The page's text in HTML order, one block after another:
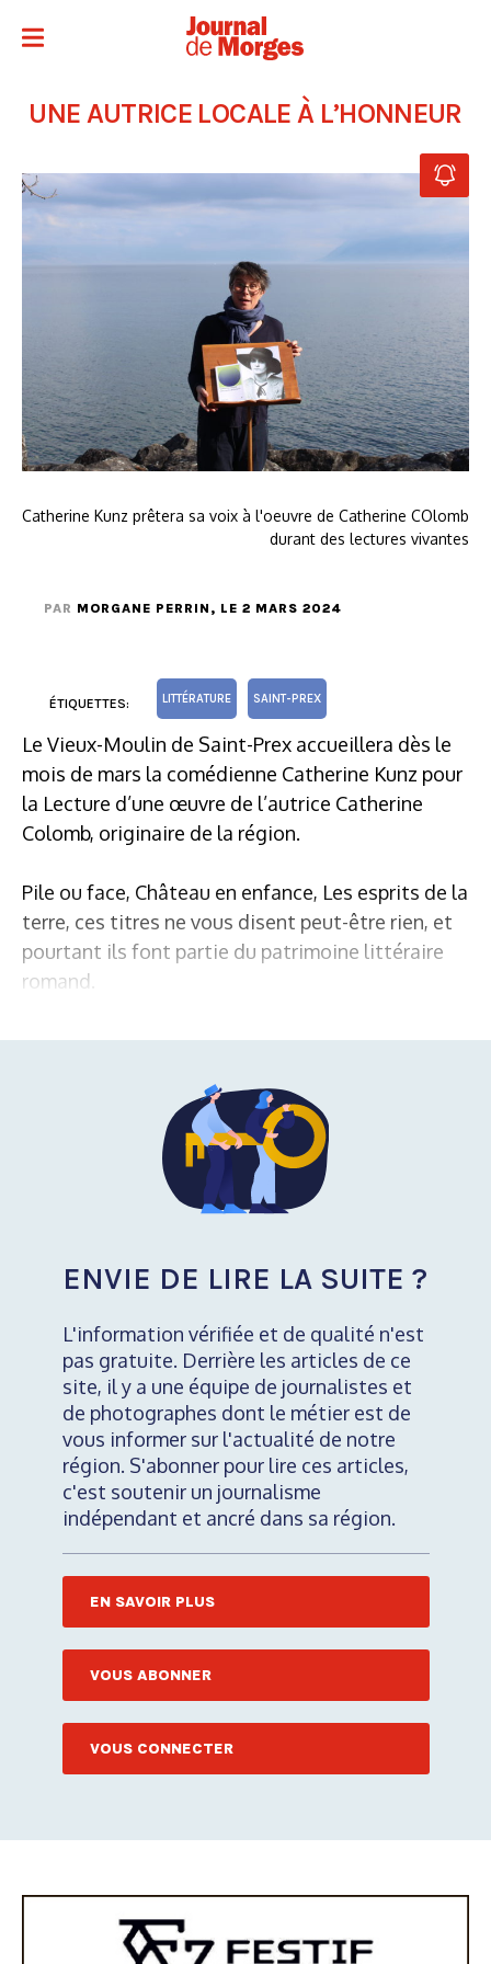
UNE AUTRICE LOCALE À L’HONNEUR
Catherine Kunz prêtera sa voix à l'oeuvre de Catherine COlomb
durant des lectures vivantes
PAR MORGANE PERRIN , LE 2 MARS 2024
ÉTIQUETTES: LITTÉRATURE SAINT-PREX
Le Vieux-Moulin de Saint-Prex accueillera dès le
mois de mars la comédienne Catherine Kunz pour
la Lecture d’une œuvre de l’autrice Catherine
Colomb, originaire de la région.
Pile ou face, Château en enfance, Les esprits de la
terre, ces titres ne vous disent peut-être rien, et
pourtant ils font partie du patrimoine littéraire
romand.
ENVIE DE LIRE LA SUITE ?
L'information vérifiée et de qualité n'est
pas gratuite. Derrière les articles de ce
site, il y a une équipe de journalistes et
de photographes dont le métier est de
vous informer sur l'actualité de notre
région. S'abonner pour lire ces articles,
c'est soutenir un journalisme
indépendant et ancré dans sa région.
EN SAVOIR PLUS
VOUS ABONNER
VOUS CONNECTER